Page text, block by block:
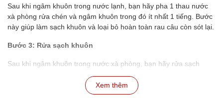
Sau khi ngâm khuôn trong nước lạnh, bạn hãy pha 1 thau nước
xà phòng rửa chén và ngâm khuôn trong đó ít nhất 1 tiếng. Bước
này giúp làm sạch khuôn và loại bỏ hoàn toàn rau câu còn sót lại.
Bước 3: Rửa sạch khuôn
Sau khi ngâm khuôn trong nước xà phòng, bạn hãy rửa sạch
Bước 4: Phơi khô khuôn
Xem thêm